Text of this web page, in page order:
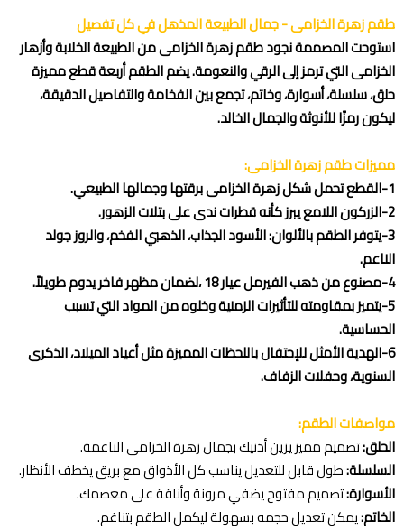
اطلب المنتج
طقم زهرة الخزامى - جمال الطبيعة المذهل في كل تفصيل
استوحت المصممة نجود طقم زهرة الخزامى من الطبيعة الخلابة وأزهار
الخزامى التي ترمز إلى الرقي والنعومة. يضم الطقم أربعة قطع مميزة
حلق، سلسلة، أسوارة، وخاتم، تجمع بين الفخامة والتفاصيل الدقيقة،
ليكون رمزًا للأنوثة والجمال الخالد.
مميزات طقم زهرة الخزامى:
1-القطع تحمل شكل زهرة الخزامى برقتها وجمالها الطبيعي.
2-الزركون اللامع يبرز كأنه قطرات ندى على بتلات الزهور.
3-يتوفر الطقم بالألوان: الأسود الجذاب، الذهبي الفخم، والروز جولد
الناعم.
4-مصنوع من ذهب الفيرمل عيار 18 ،لضمان مظهر فاخر يدوم طويلاً.
5-يتميز بمقاومته للتأثيرات الزمنية وخلوه من المواد التي تسبب
الحساسية.
6-الهدية الأمثل للإحتفال باللحظات المميزة مثل أعياد الميلاد، الذكرى
السنوية، وحفلات الزفاف.
مواصفات الطقم:
الحلق:تصميم مميز يزين أذنيك بجمال زهرة الخزامى الناعمة.
السلسلة:طول قابل للتعديل يناسب كل الأذواق مع بريق يخطف الأنظار.
الأسوارة:تصميم مفتوح يضفي مرونة وأناقة على معصمك.
الخاتم:يمكن تعديل حجمه بسهولة ليكمل الطقم بتناغم.